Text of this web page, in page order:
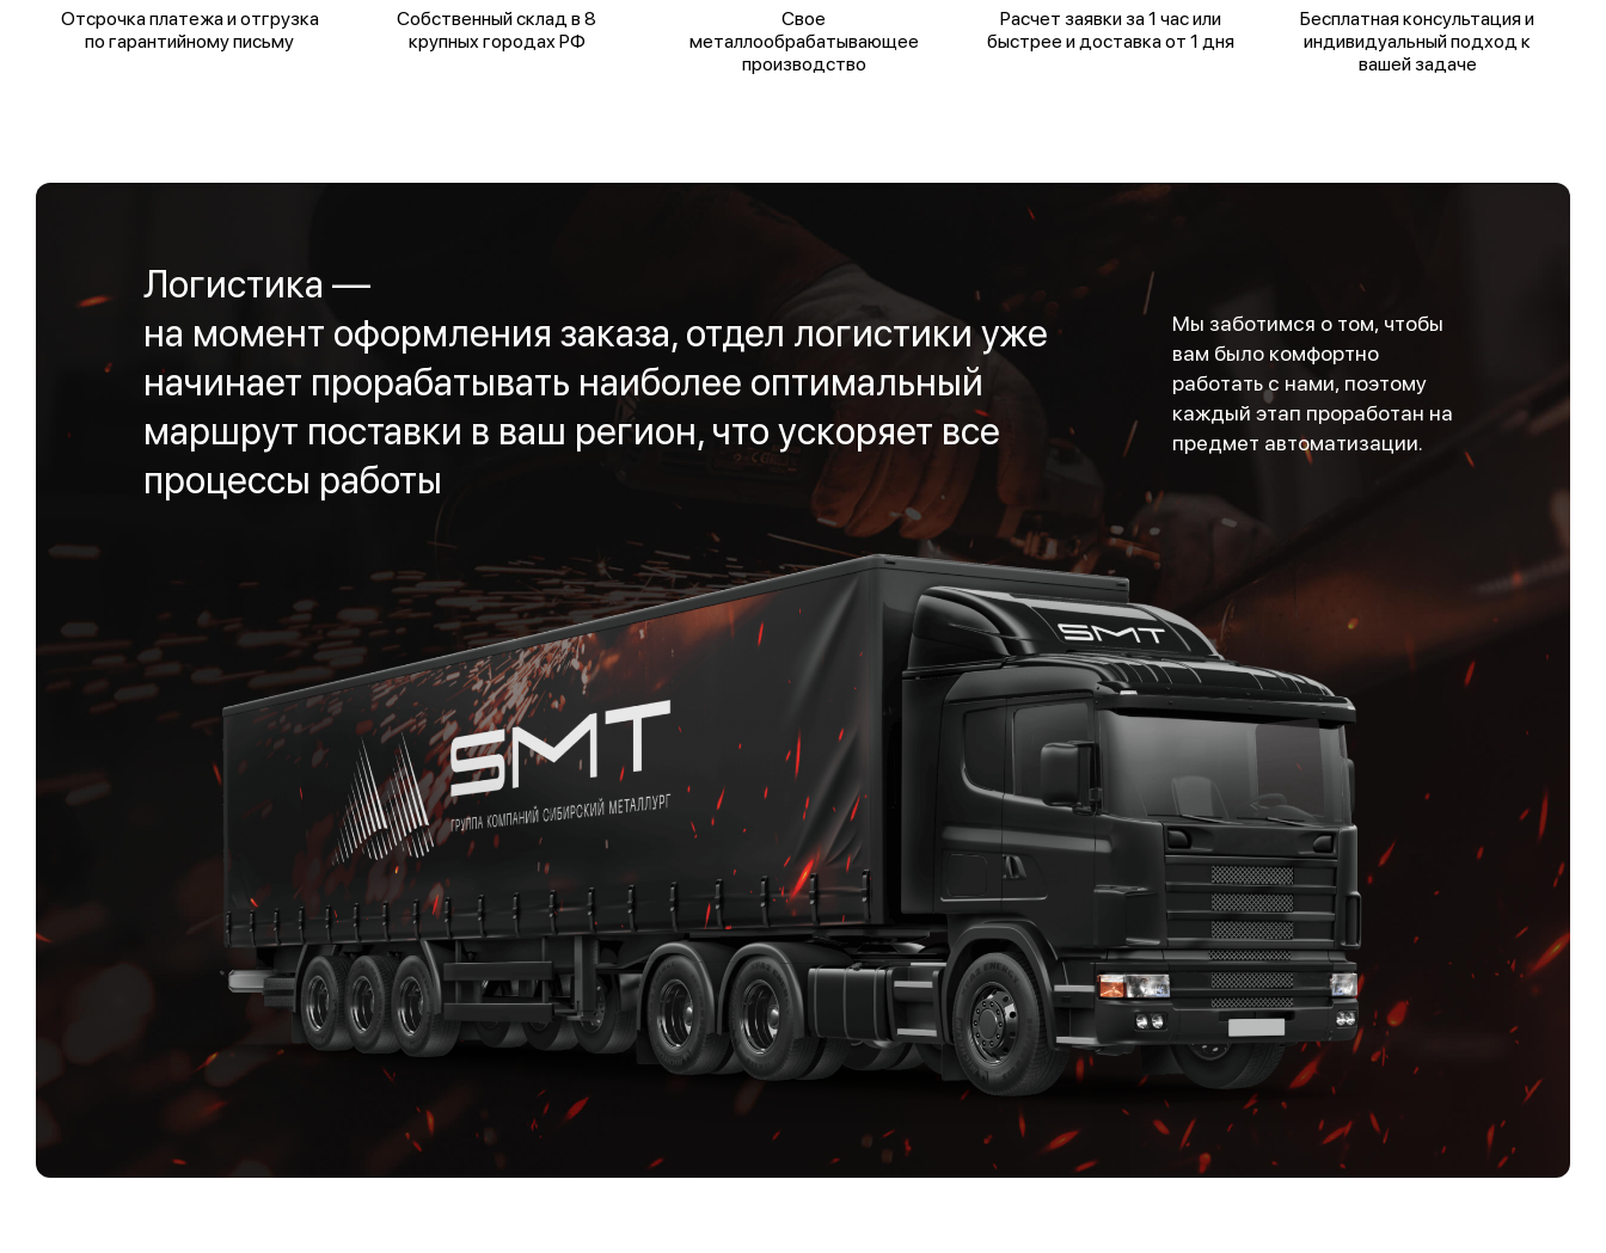
Отсрочка платежа и отгрузка
по гарантийному письму
Собственный склад в 8
крупных городах РФ
Свое
металлообрабатывающее
производство
Расчет заявки за 1 час или
быстрее и доставка от 1 дня
Бесплатная консультация и
индивидуальный подход к
вашей задаче
Логистика —
на момент оформления заказа, отдел логистики уже
начинает прорабатывать наиболее оптимальный
маршрут поставки в ваш регион, что ускоряет все
процессы работы
Мы заботимся о том, чтобы
вам было комфортно
работать с нами, поэтому
каждый этап проработан на
предмет автоматизации.